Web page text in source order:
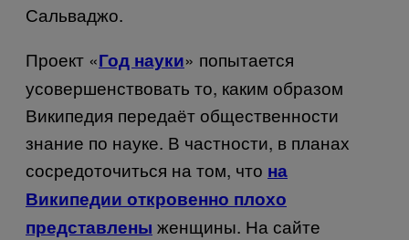
Сальваджо.
Проект «Год науки» попытается
усовершенствовать то, каким образом
Википедия передаёт общественности
знание по науке. В частности, в планах
сосредоточиться на том, что на
Википедии откровенно плохо
представлены женщины. На сайте